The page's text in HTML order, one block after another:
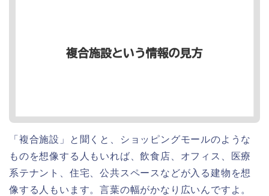
「複合施設」と聞くと、ショッピングモールのような
ものを想像する人もいれば、飲食店、オフィス、医療
系テナント、住宅、公共スペースなどが入る建物を想
像する人もいます。言葉の幅がかなり広いんですよ。